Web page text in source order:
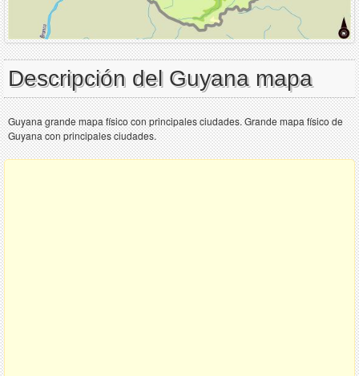
Descripción del Guyana mapa
Guyana grande mapa físico con principales ciudades. Grande mapa físico de
Guyana con principales ciudades.